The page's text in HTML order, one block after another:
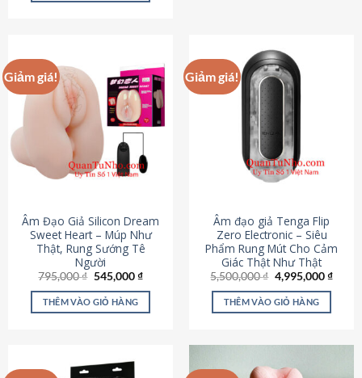
Giảm giá!
Âm Đạo Giả Silicon Dream
Sweet Heart – Múp Như
Thật, Rung Sướng Tê
Người
795,000₫ Giá
là:
795,000 ₫.
545,000₫Giá
tại
545,000 ₫.
THÊM VÀO GIỎ HÀNG
Giảm giá!
Âm đạo giả Tenga Flip
Zero Electronic – Siêu
Phẩm Rung Mút Cho Cảm
Giác Thật Như Thật
5,500,000₫ Giá
gốc
là:
5,500,000 ₫.
4,995,000₫Giá
THÊM VÀO GIỎ HÀNG